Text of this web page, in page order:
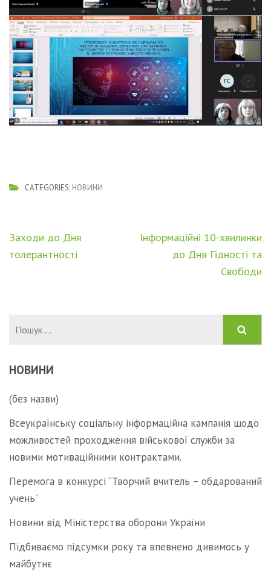
CATEGORIES: НОВИНИ
Навігація
записів
Заходи до Дня
толерантності
Інформаційні 10-хвилинки
до Дня Гідності та
Свободи
НОВИНИ
(без назви)
Всеукраїнську соціальну інформаційна кампанія щодо
можливостей проходження військової служби за
новими мотиваційними контрактами.
Перемога в конкурсі “Творчий вчитель – обдарований
учень”
Новини від Міністерства оборони України
Підбиваємо підсумки року та впевнено дивимось у
майбутнє